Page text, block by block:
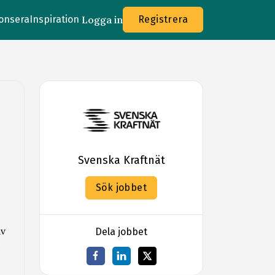
Inspiration Logga in Registrera
Svenska Kraftnät
Sök jobbet
Dela jobbet